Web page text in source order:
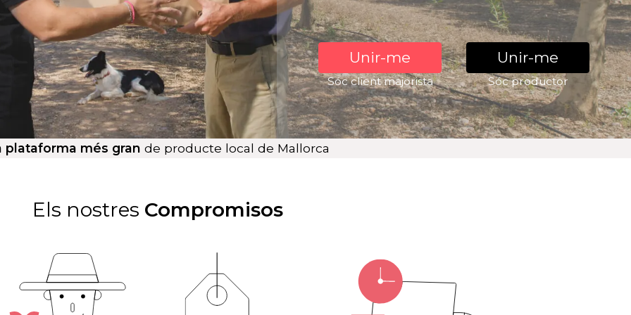
Unir-me
Sóc client majorista
Unir-me
Sóc productor
plataforma més gran de producte local de Mallorca
Els nostres Compromisos